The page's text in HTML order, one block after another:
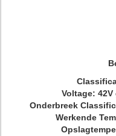
Voltage:
Onderbreek
Werkende